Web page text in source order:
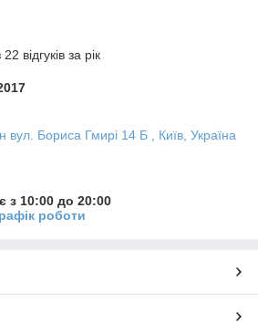
відгуків за рік
вул. Бориса Гмирі 14 Б , Київ, Україна
з 10:00 до 20:00
роботи